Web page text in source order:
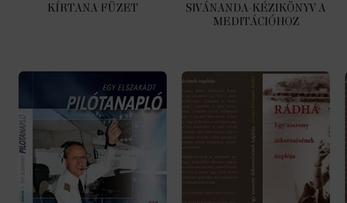
KÍRTANA FÜZET
SIVÁNANDA-KÉZIKÖNYV A
MEDITÁCIÓHOZ